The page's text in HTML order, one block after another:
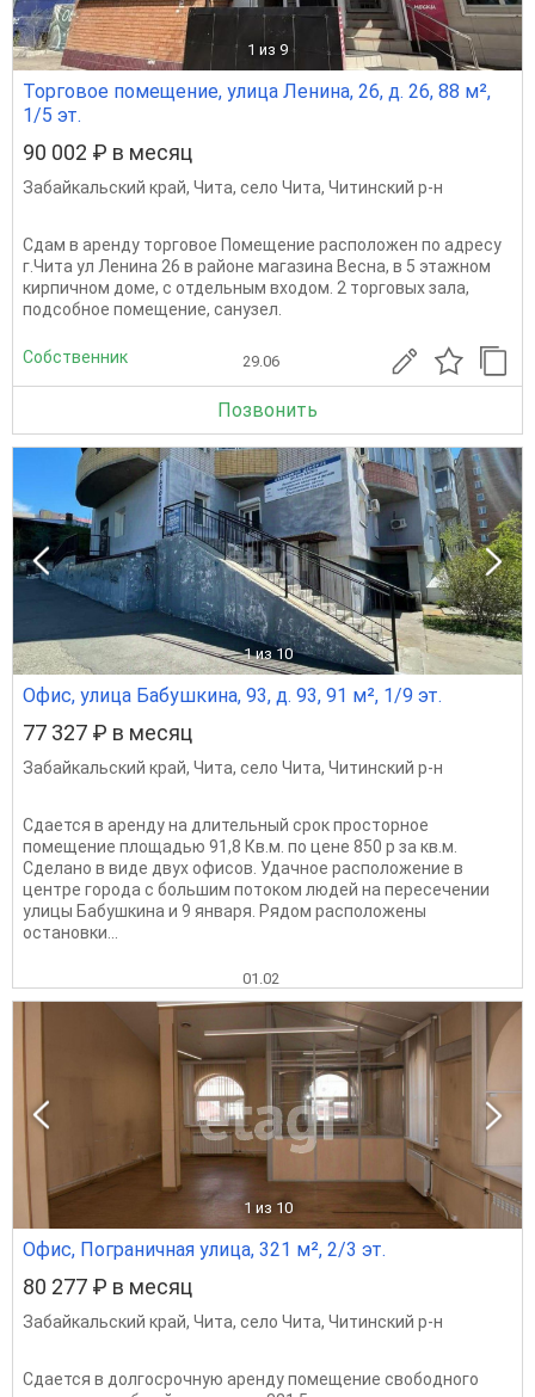
1 из 9
Торговое помещение, улица Ленина, 26, д. 26, 88 м²,
1/5 эт.
90 002 ₽ в месяц
Забайкальский край, Чита, село Чита, Читинский р-н
Сдам в аренду торговое Помещение расположен по адресу
г.Чита ул Ленина 26 в районе магазина Весна, в 5 этажном
кирпичном доме, с отдельным входом. 2 торговых зала,
подсобное помещение, санузел.
Собственник 29.06
Позвонить
1 из 10
Офис, улица Бабушкина, 93, д. 93, 91 м², 1/9 эт.
77 327 ₽ в месяц
Забайкальский край, Чита, село Чита, Читинский р-н
Сдается в аренду на длительный срок просторное
помещение площадью 91,8 Кв.м. по цене 850 р за кв.м.
Сделано в виде двух офисов. Удачное расположение в
центре города с большим потоком людей на пересечении
улицы Бабушкина и 9 января. Рядом расположены
остановки...
01.02
1 из 10
Офис, Пограничная улица, 321 м², 2/3 эт.
80 277 ₽ в месяц
Забайкальский край, Чита, село Чита, Читинский р-н
Сдается в долгосрочную аренду помещение свободного